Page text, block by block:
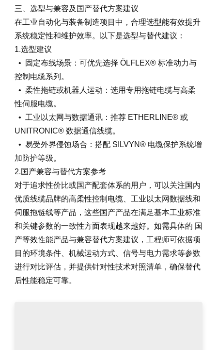
三、选型与兼容及国产替代方案建议
在工业自动化与装备制造项目中，合理选型能有效提升
系统稳定性和维护效率。以下是选型与替代建议：
1.选型建议
• 固定布线场景：可优先选择 ÖLFLEX® 标准动力与
控制电缆系列。
• 柔性拖链或机器人运动：选用专用拖链电缆与高柔
性伺服电缆。
• 工业以太网与数据通讯：推荐 ETHERLINE® 或
UNITRONIC® 数据通信线缆。
• 易受外界侵蚀场合：搭配 SILVYN® 电缆保护系统增
加防护等级。
2.国产兼容与替代方案参考
对于追求性价比或国产配套体系的用户，可以关注国内
优质线缆品牌的高柔性控制电缆、工业以太网数据线和
伺服拖链线等产品，这些国产产品在满足基本工业标准
和关键参数的一致性方面表现越来越好。如需具体的 国
产等效性能产品与兼容替代方案建议，工程师可依据项
目的环境条件、机械运动方式、信号与电力需求等参数
进行对比评估，并提供针对性技术对照清单，确保替代
后性能稳定可靠。